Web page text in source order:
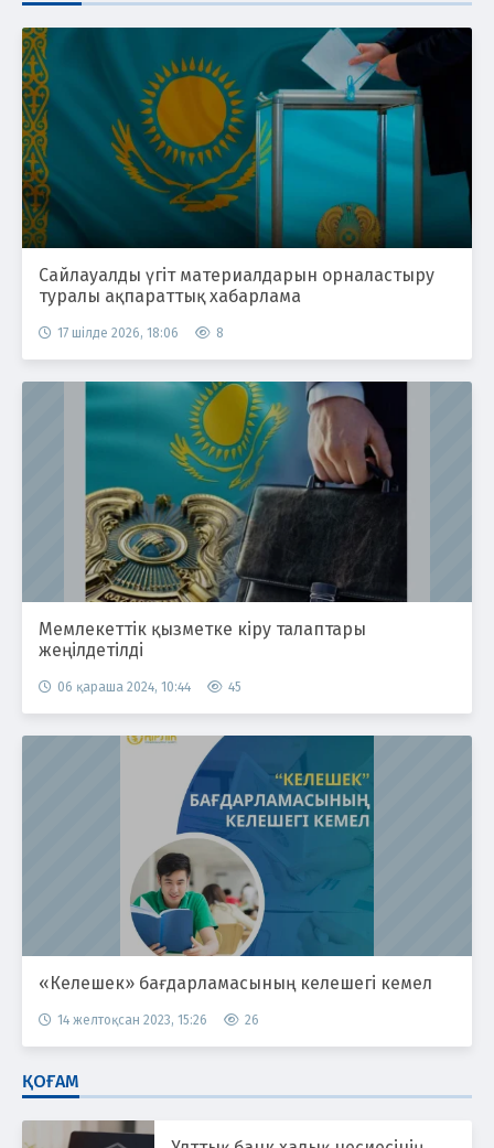
Сайлауалды үгіт материалдарын орналастыру
туралы ақпараттық хабарлама
17 шілде 2026, 18:06 8
Мемлекеттік қызметке кіру талаптары
жеңілдетілді
06 қараша 2024, 10:44 45
«Келешек» бағдарламасының келешегі кемел
14 желтоқсан 2023, 15:26 26
ҚОҒАМ